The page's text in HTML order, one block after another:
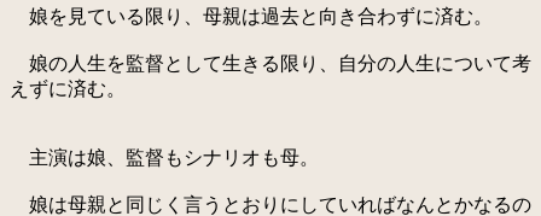
娘を見ている限り、母親は過去と向き合わずに済む。
娘の人生を監督として生きる限り、自分の人生について考
えずに済む。
主演は娘、監督もシナリオも母。
娘は母親と同じく言うとおりにしていればなんとかなるの